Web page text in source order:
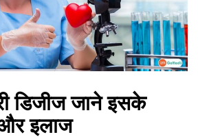
डिजीज जाने इसके
इलाज